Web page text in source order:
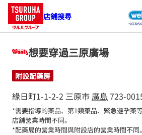
店鋪搜尋
想要穿過三原廣場
附設配藥房
緣日町1-1-2-2 三原市 廣島723-
*需要指導的藥品、第1類藥品、緊急避孕藥
店舖營業時間不同。
*配藥局的營業時間與附設店的營業時間不同